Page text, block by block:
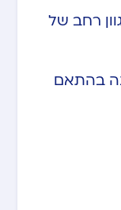
רחב של
בהתאם